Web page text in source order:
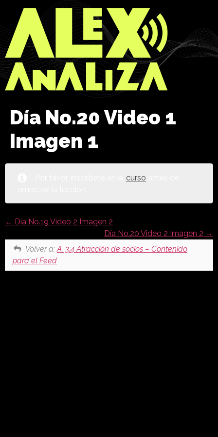
Día No.20 Video 1
Imagen 1
curso
Día No.19 Video 2 Imagen 2
Día No.20 Video 2 Imagen 2
Volver a:A. 3.4 Atracción de socios – Contenido
para el Feed